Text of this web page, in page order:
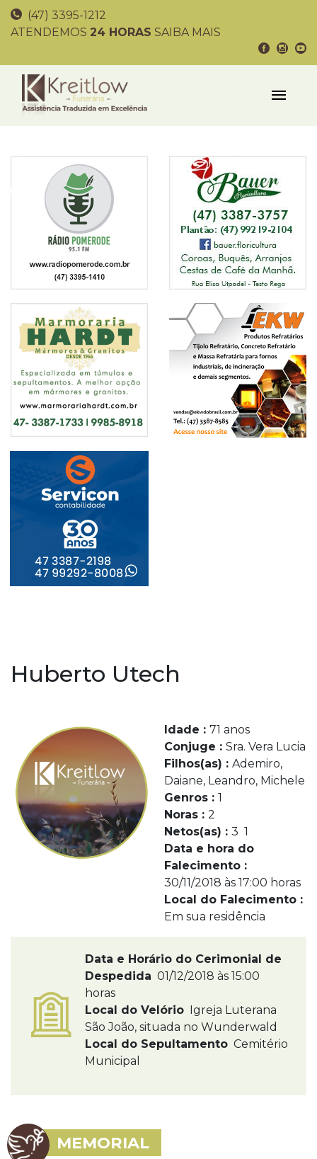
(47) 3395-1212
ATENDEMOS 24 HORAS SAIBA MAIS
Huberto Utech
Idade : 71 anos
Conjuge : Sra. Vera Lucia
Filhos(as) : Ademiro,
Daiane, Leandro, Michele
Genros : 1
Noras : 2
Netos(as) : 3 1
Data e hora do
Falecimento :
30/11/2018 às 17:00 horas
Local do Falecimento :
Em sua residência
Data e Horário do Cerimonial de
Despedida 01/12/2018 às 15:00
horas
Local do Velório Igreja Luterana
São João, situada no Wunderwald
Local do Sepultamento Cemitério
Municipal
MEMORIAL